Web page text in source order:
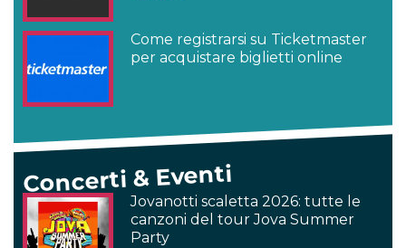
Come registrarsi su Ticketmaster
per acquistare biglietti online
Concerti & Eventi
Jovanotti scaletta 2026: tutte le
canzoni del tour Jova Summer
Party